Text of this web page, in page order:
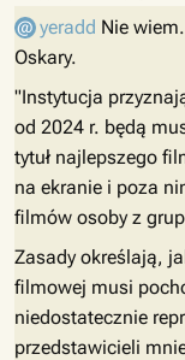
yeradd Nie
Oskary.
"Instytucja
od 2024 r. będą
tytuł najlepszego
na ekranie i poza
filmów osoby z
Zasady określają,
filmowej musi
niedostatecznie
przedstawicieli